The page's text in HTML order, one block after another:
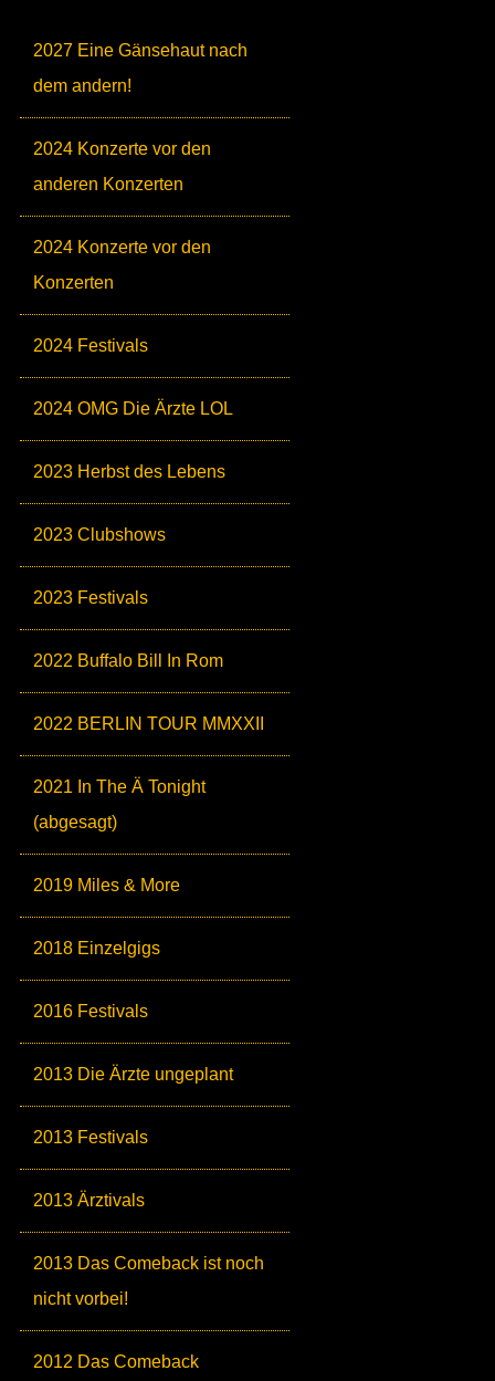
2027 Eine Gänsehaut nach
dem andern!
2024 Konzerte vor den
anderen Konzerten
2024 Konzerte vor den
Konzerten
2024 Festivals
2024 OMG Die Ärzte LOL
2023 Herbst des Lebens
2023 Clubshows
2023 Festivals
2022 Buffalo Bill In Rom
2022 BERLIN TOUR MMXXII
2021 In The Ä Tonight
(abgesagt)
2019 Miles & More
2018 Einzelgigs
2016 Festivals
2013 Die Ärzte ungeplant
2013 Festivals
2013 Ärztivals
2013 Das Comeback ist noch
nicht vorbei!
2012 Das Comeback